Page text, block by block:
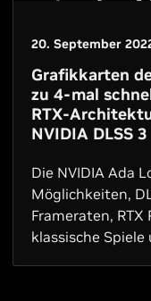
20. September
Grafikkarten
zu 4-mal
RTX-
NVIDIA DLSS 3
Die NVIDIA Ada
Möglichkeiten,
Frameraten, RTX
klassische Spiele